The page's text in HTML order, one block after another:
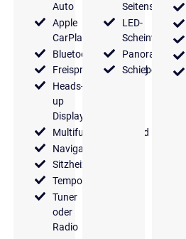
Auto
Apple
CarPlay
Bluetooth
Freisprecheinrichtung
Heads-
up
Display
Multifunktionslenkrad
Navigationssystem
Sitzheizung
Tempomat
Tuner
oder
Radio
Seitenspiegel
LED-
Scheinwerfer
Panoramadach
Schiebedach